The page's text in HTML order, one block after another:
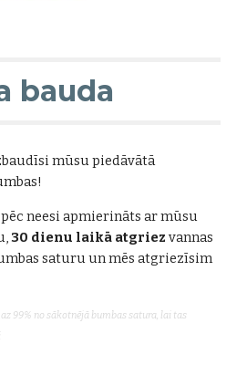
bauda
mūsu piedāvātā
pēc neesi apmierināts ar mūsu
30 dienu laikā atgriez vannas
saturu un mēs atgriezīsim
99% no sākotnējā bumbas satura, lai tas